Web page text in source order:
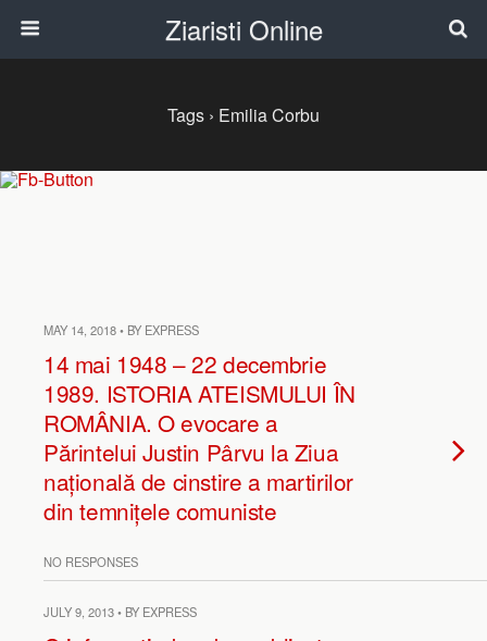
Ziaristi Online
Tags › Emilia Corbu
MAY 14, 2018 • BY EXPRESS
14 mai 1948 – 22 decembrie
1989. ISTORIA ATEISMULUI ÎN
ROMÂNIA. O evocare a
Părintelui Justin Pârvu la Ziua
națională de cinstire a martirilor
din temnițele comuniste
NO RESPONSES
JULY 9, 2013 • BY EXPRESS